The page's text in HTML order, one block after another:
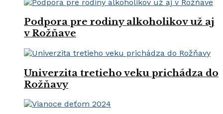
Podpora pre rodiny alkoholikov už aj
v Rožňave
Univerzita tretieho veku prichádza do
Rožňavy